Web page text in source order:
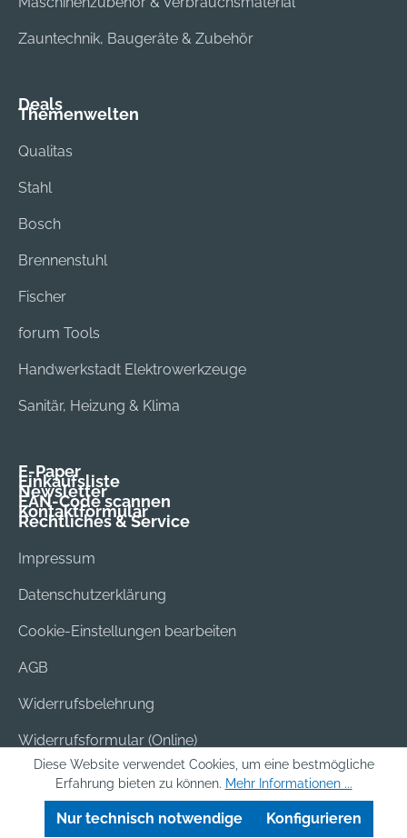
Zauntechnik, Baugeräte & Zubehör
Deals
Themenwelten
Qualitas
Stahl
Bosch
Brennenstuhl
Fischer
forum Tools
Handwerkstadt Elektrowerkzeuge
Sanitär, Heizung & Klima
E-Paper
Einkaufsliste
Newsletter
EAN-Code scannen
Kontaktformular
Rechtliches & Service
Impressum
Datenschutzerklärung
Cookie-Einstellungen bearbeiten
AGB
Widerrufsbelehrung
Widerrufsformular (Online)
Versand & Bezahlung
Batterieentsorgung
Diese Website verwendet Cookies, um eine bestmögliche
Erfahrung bieten zu können. Mehr Informationen ...
Nur technisch notwendige Konfigurieren